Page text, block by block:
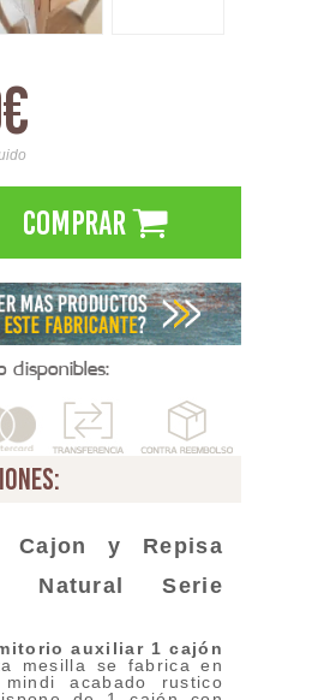
Comprar
disponibles:
Cajon y Repisa
Natural Serie
auxiliar 1 cajón
mesilla se fabrica en
acabado rustico